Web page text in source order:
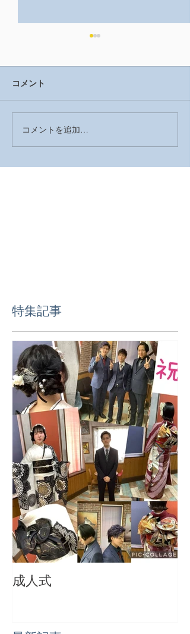
2026年 明けましておめで
とうございます
コメント
コメントを追加…
特集記事
成人式